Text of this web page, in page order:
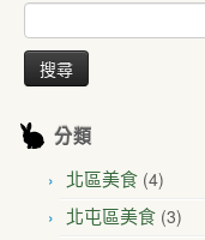
搜
尋
關
鍵
分類
北區美食 (4)
北屯區美食 (3)